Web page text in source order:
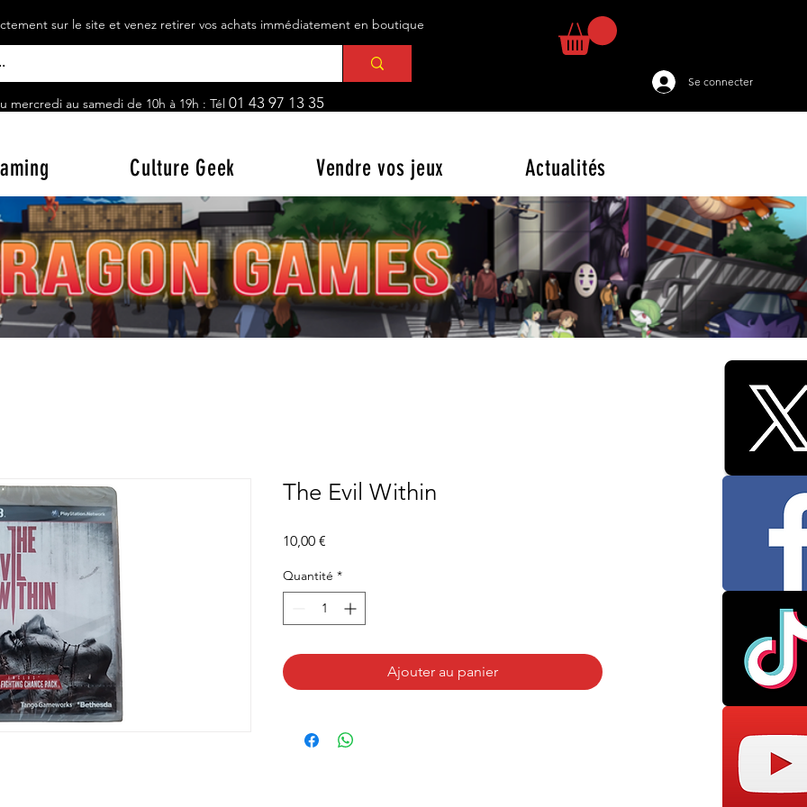
Se connecter
sur le site et venez retirer vos achats immédiatement en boutique
u mercredi au samedi de 10h à 19h : Tél 01 43 97 13 35
The Evil Within
10,00 €
Quantité *
Ajouter au panier
Culture Geek Vendre vos jeux Actualités